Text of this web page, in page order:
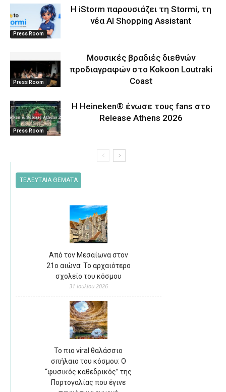
Press Room
Η iStorm παρουσιάζει τη Stormi, τη
νέα AI Shopping Assistant
Press Room
Μουσικές βραδιές διεθνών
προδιαγραφών στο Kokoon Loutraki
Coast
Press Room
Η Heineken® ένωσε τους fans στο
Release Athens 2026
ΤΕΛΕΥΤΑΙΑ ΘΕΜΑΤΑ
Από τον Μεσαίωνα στον
21ο αιώνα: Το αρχαιότερο
σχολείο του κόσμου
31 Ιουλίου 2026
Το πιο viral θαλάσσιο
σπήλαιο του κόσμου: Ο
“φυσικός καθεδρικός” της
Πορτογαλίας που έγινε